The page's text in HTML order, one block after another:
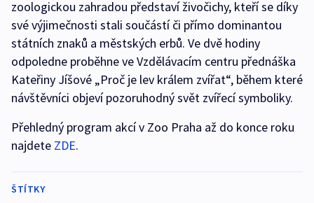
zoologickou zahradou představí živočichy, kteří se díky
své výjimečnosti stali součástí či přímo dominantou
státních znaků a městských erbů. Ve dvě hodiny
odpoledne proběhne ve Vzdělávacím centru přednáška
Kateřiny Jíšové „Proč je lev králem zvířat“, během které
návštěvníci objeví pozoruhodný svět zvířecí symboliky.
Přehledný program akcí v Zoo Praha až do konce roku
najdete ZDE.
ŠTÍTKY